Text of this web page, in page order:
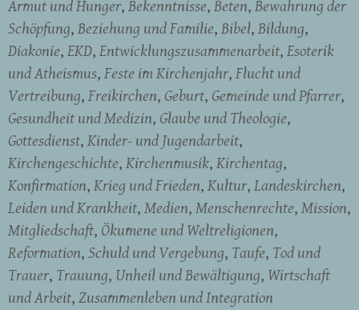
Armut und Hunger Bekenntnisse Beten Bewahrung der
Schöpfung Beziehung und Familie Bibel Bildung
Diakonie EKD Entwicklungszusammenarbeit Esoterik
und Atheismus Feste im Kirchenjahr Flucht und
Vertreibung Freikirchen Geburt Gemeinde und Pfarrer
Gesundheit und Medizin Glaube und Theologie
Gottesdienst Kinder- und Jugendarbeit
Kirchengeschichte Kirchenmusik Kirchentag
Konfirmation Krieg und Frieden Kultur Landeskirchen
Leiden und Krankheit Medien Menschenrechte Mission
Mitgliedschaft Ökumene und Weltreligionen
Reformation Schuld und Vergebung Taufe Tod und
Trauer Trauung Unheil und Bewältigung Wirtschaft
und Arbeit Zusammenleben und Integration